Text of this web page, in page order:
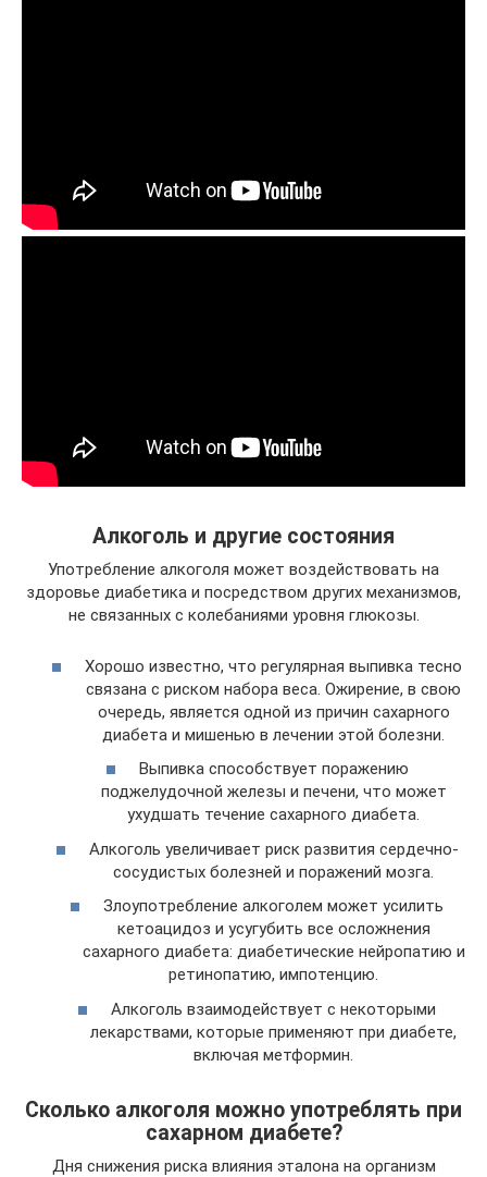
Алкоголь и другие состояния
Употребление алкоголя может воздействовать на
здоровье диабетика и посредством других механизмов,
не связанных с колебаниями уровня глюкозы.
Хорошо известно, что регулярная выпивка тесно
связана с риском набора веса. Ожирение, в свою
очередь, является одной из причин сахарного
диабета и мишенью в лечении этой болезни.
Выпивка способствует поражению
поджелудочной железы и печени, что может
ухудшать течение сахарного диабета.
Алкоголь увеличивает риск развития сердечно-
сосудистых болезней и поражений мозга.
Злоупотребление алкоголем может усилить
кетоацидоз и усугубить все осложнения
сахарного диабета: диабетические нейропатию и
ретинопатию, импотенцию.
Алкоголь взаимодействует с некоторыми
лекарствами, которые применяют при диабете,
включая метформин.
Сколько алкоголя можно употреблять при
сахарном диабете?
Дня снижения риска влияния эталона на организм